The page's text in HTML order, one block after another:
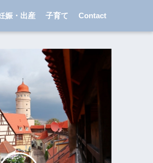
娠・出産 子育て Contact